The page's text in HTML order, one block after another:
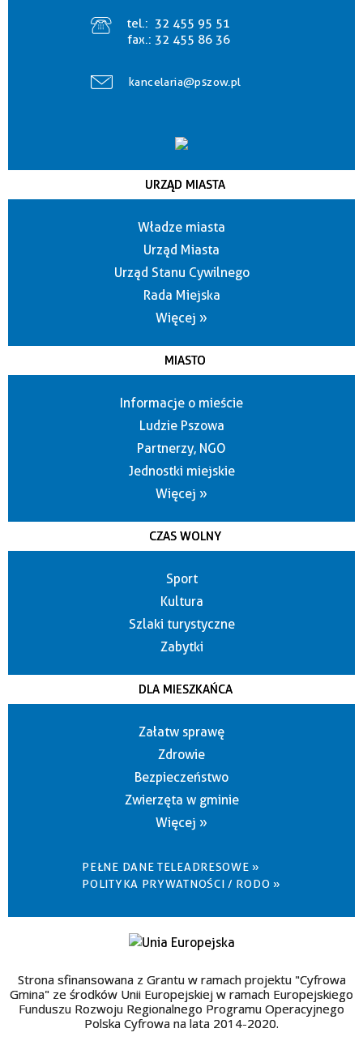
tel.: 32 455 95 51
fax.: 32 455 86 36
kancelaria@pszow.pl
URZĄD MIASTA
Władze miasta
Urząd Miasta
Urząd Stanu Cywilnego
Rada Miejska
Więcej »
MIASTO
Informacje o mieście
Ludzie Pszowa
Partnerzy, NGO
Jednostki miejskie
Więcej »
CZAS WOLNY
Sport
Kultura
Szlaki turystyczne
Zabytki
DLA MIESZKAŃCA
Załatw sprawę
Zdrowie
Bezpieczeństwo
Zwierzęta w gminie
Więcej »
PEŁNE DANE TELEADRESOWE »
POLITYKA PRYWATNOŚCI / RODO »
Strona sfinansowana z Grantu w ramach projektu "Cyfrowa
Gmina" ze środków Unii Europejskiej w ramach Europejskiego
Funduszu Rozwoju Regionalnego Programu Operacyjnego
Polska Cyfrowa na lata 2014-2020.